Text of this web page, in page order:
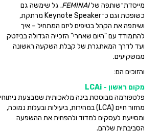
מייסדת־שותפה שלFEMINAI. גל שימשה גם
כשופטת וגם כ־Keynote Speaker מרתקת,
ושיתפה את הקהל בטיפים ליזם המתחיל – איך
להתמודד עם "היום שאחרי" הזכייה הגדולה בביזטק
ועד לדרך המאתגרת של קבלת השקעה ראשונה
ממשקיעים.
והזוכים הם:
מקום ראשון - LCAi
פלטפורמה מבוססת בינה מלאכותית שמבצעת ניתוחי
מחזור חיים (LCA) במהירות, ביעילות ובעלות נמוכה,
ומסייעת לעסקים למדוד ולהפחית את ההשפעה
הסביבתית שלהם.